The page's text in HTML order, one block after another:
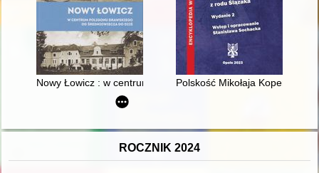
Nowy Łowicz : w centrum poligonu drawskiego od
Polskość Mikołaja Kopernika z
ROCZNIK 2024